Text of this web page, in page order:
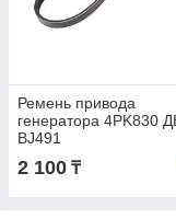
Ремень привода
генератора 4PK830
BJ491
2 100 ₸